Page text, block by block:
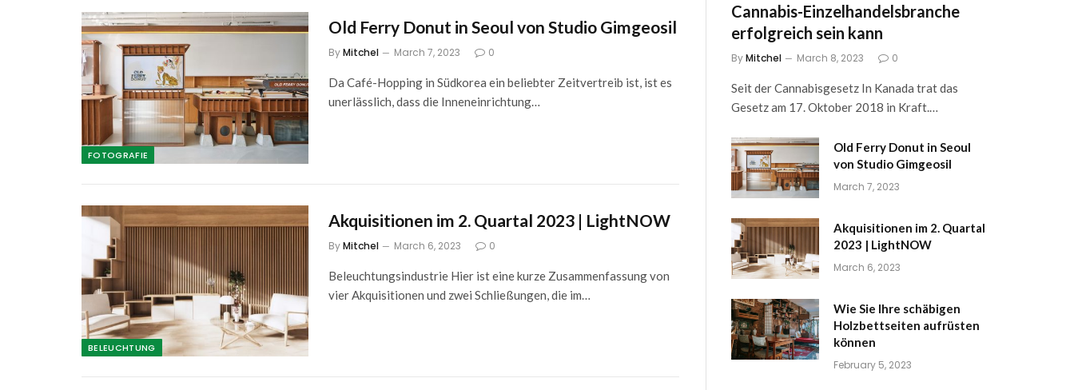
FOTOGRAFIE
Old Ferry Donut in Seoul von Studio Gimgeosil
ByMitchel March 7, 2023 0
Da Café-Hopping in Südkorea ein beliebter Zeitvertreib ist, ist es
unerlässlich, dass die Inneneinrichtung…
BELEUCHTUNG
Akquisitionen im 2. Quartal 2023 | LightNOW
ByMitchel March 6, 2023 0
Beleuchtungsindustrie Hier ist eine kurze Zusammenfassung von
vier Akquisitionen und zwei Schließungen, die im…
Cannabis-Einzelhandelsbranche
erfolgreich sein kann
ByMitchel March 8, 2023 0
Seit der Cannabisgesetz In Kanada trat das
Gesetz am 17. Oktober 2018 in Kraft.…
Old Ferry Donut in Seoul
von Studio Gimgeosil
March 7, 2023
Akquisitionen im 2. Quartal
2023 | LightNOW
March 6, 2023
Wie Sie Ihre schäbigen
Holzbettseiten aufrüsten
können
February 5, 2023